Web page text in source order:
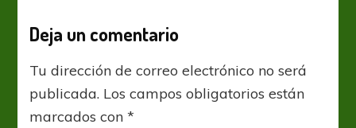
Deja un comentario
Tu dirección de correo electrónico no será
publicada. Los campos obligatorios están
marcados con*